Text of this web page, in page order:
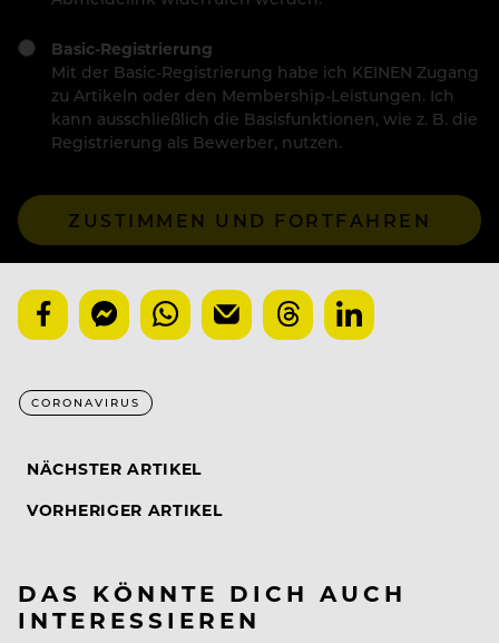
Basic-Registrierung
Mit der Basic-Registrierung habe ich KEINEN Zugang
zu Artikeln oder den Membership-Leistungen. Ich
kann ausschließlich die Basisfunktionen, wie z. B. die
Registrierung als Bewerber, nutzen.
ZUSTIMMEN UND FORTFAHREN
CORONAVIRUS
NÄCHSTER ARTIKEL
VORHERIGER ARTIKEL
DAS KÖNNTE DICH AUCH
INTERESSIEREN